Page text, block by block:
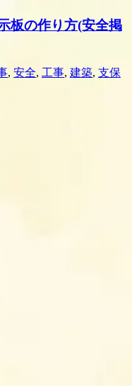
板の作り方(安全掲
, 安全, 工事, 建築, 支保